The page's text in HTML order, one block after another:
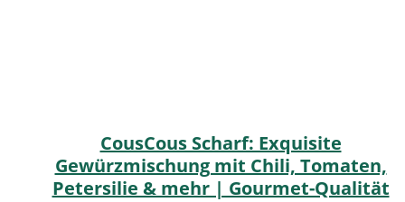
CousCous Scharf: Exquisite
Gewürzmischung mit Chili, Tomaten,
Petersilie & mehr | Gourmet-Qualität